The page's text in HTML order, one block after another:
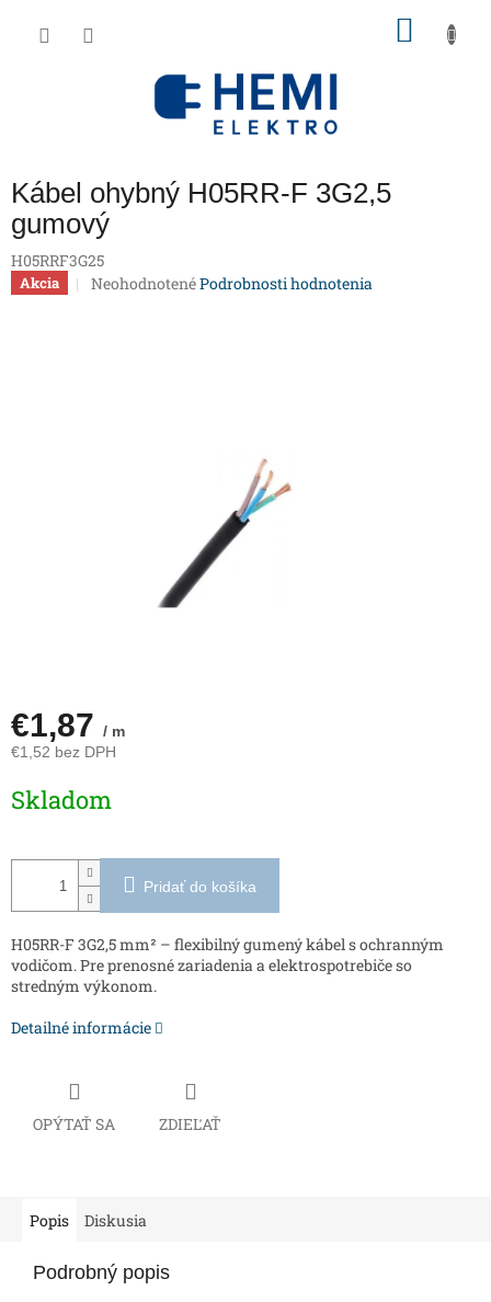
Kábel ohybný H05RR-F 3G2,5
gumový
H05RRF3G25
Akcia
Priemerné
NeohodnotenéPodrobnosti hodnotenia
€1,87 / m
€1,52 bez DPH
cena:
Skladom
Pridať do košíka
H05RR-F 3G2,5 mm² – flexibilný gumený kábel s ochranným
vodičom. Pre prenosné zariadenia a elektrospotrebiče so
stredným výkonom.
Detailné informácie
OPÝTAŤ SA ZDIEĽAŤ
Popis Diskusia
Podrobný popis